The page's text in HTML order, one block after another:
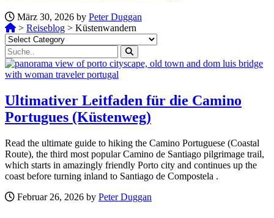
März 30, 2026 by Peter Duggan
> Reiseblog > Küstenwandern
Ultimativer Leitfaden für die Camino
Portugues (Küstenweg)
Read the ultimate guide to hiking the Camino Portuguese (Coastal
Route), the third most popular Camino de Santiago pilgrimage trail,
which starts in amazingly friendly Porto city and continues up the
coast before turning inland to Santiago de Compostela .
Februar 26, 2026 by Peter Duggan